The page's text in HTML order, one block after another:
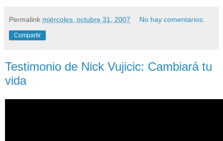
Permalink miércoles, octubre 31, 2007 No hay comentarios:
Compartir
Testimonio de Nick Vujicic: Cambiará tu
vida